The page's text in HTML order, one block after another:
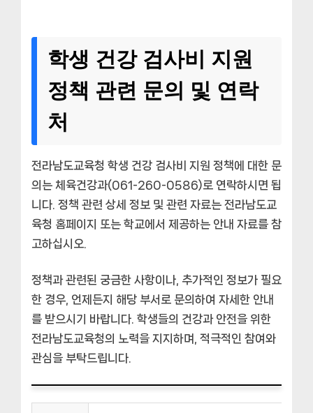
학생 건강 검사비 지원
정책 관련 문의 및 연락
처
전라남도교육청 학생 건강 검사비 지원 정책에 대한 문
의는 체육건강과(061-260-0586)로 연락하시면 됩
니다. 정책 관련 상세 정보 및 관련 자료는 전라남도교
육청 홈페이지 또는 학교에서 제공하는 안내 자료를 참
고하십시오.
정책과 관련된 궁금한 사항이나, 추가적인 정보가 필요
한 경우, 언제든지 해당 부서로 문의하여 자세한 안내
를 받으시기 바랍니다. 학생들의 건강과 안전을 위한
전라남도교육청의 노력을 지지하며, 적극적인 참여와
관심을 부탁드립니다.